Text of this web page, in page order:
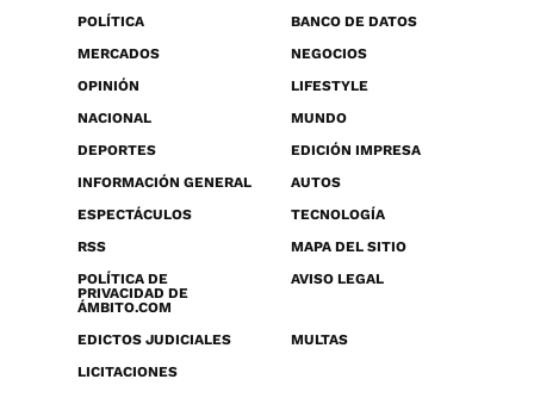
POLÍTICA
BANCO DE DATOS
MERCADOS
NEGOCIOS
OPINIÓN
LIFESTYLE
NACIONAL
MUNDO
DEPORTES
EDICIÓN IMPRESA
INFORMACIÓN GENERAL
AUTOS
ESPECTÁCULOS
TECNOLOGÍA
RSS
MAPA DEL SITIO
POLÍTICA DE
PRIVACIDAD DE
ÁMBITO.COM
AVISO LEGAL
EDICTOS JUDICIALES
MULTAS
LICITACIONES